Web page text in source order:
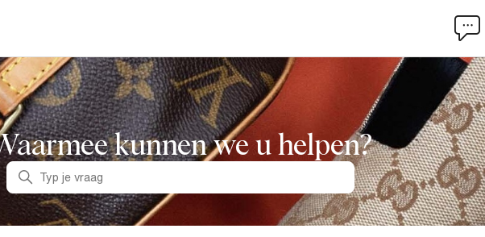
kunnen we u helpen?
Zoeken